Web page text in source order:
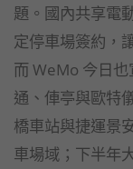
題。國內共享電
定停車場簽約，
而 WeMo 今日
通、俥亭與歐特
橋車站與捷運景
車場域；下半年